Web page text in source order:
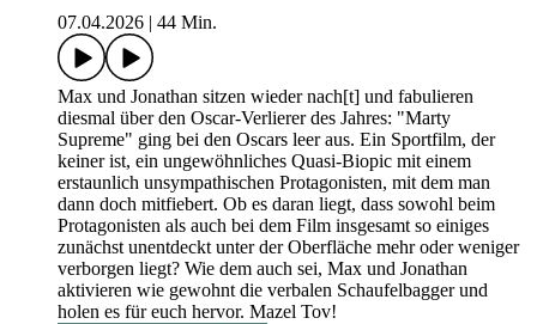
07.04.2026
44 Min.
Max und Jonathan sitzen wieder nach[t] und fabulieren
diesmal über den Oscar-Verlierer des Jahres: "Marty
Supreme" ging bei den Oscars leer aus. Ein Sportfilm, der
keiner ist, ein ungewöhnliches Quasi-Biopic mit einem
erstaunlich unsympathischen Protagonisten, mit dem man
dann doch mitfiebert. Ob es daran liegt, dass sowohl beim
Protagonisten als auch bei dem Film insgesamt so einiges
zunächst unentdeckt unter der Oberfläche mehr oder weniger
verborgen liegt? Wie dem auch sei, Max und Jonathan
aktivieren wie gewohnt die verbalen Schaufelbagger und
holen es für euch hervor. Mazel Tov!